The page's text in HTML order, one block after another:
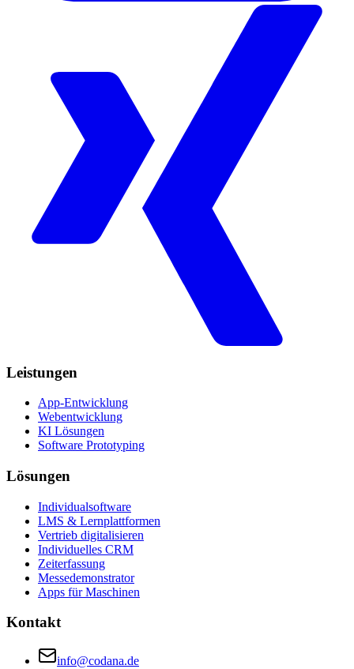
Leistungen
App-Entwicklung
Webentwicklung
KI Lösungen
Software Prototyping
Lösungen
Individualsoftware
LMS & Lernplattformen
Vertrieb digitalisieren
Individuelles CRM
Zeiterfassung
Messedemonstrator
Apps für Maschinen
Kontakt
info@codana.de